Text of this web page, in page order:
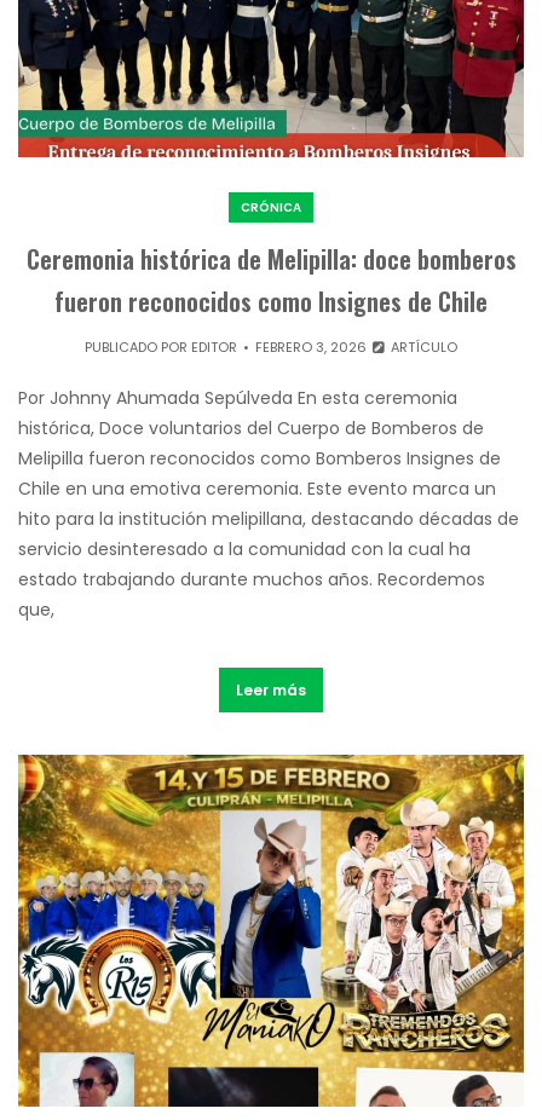
CRÓNICA
Ceremonia histórica de Melipilla: doce bomberos
fueron reconocidos como Insignes de Chile
PUBLICADO POR EDITOR FEBRERO 3, 2026 ARTÍCULO
Por Johnny Ahumada Sepúlveda En esta ceremonia
histórica, Doce voluntarios del Cuerpo de Bomberos de
Melipilla fueron reconocidos como Bomberos Insignes de
Chile en una emotiva ceremonia. Este evento marca un
hito para la institución melipillana, destacando décadas de
servicio desinteresado a la comunidad con la cual ha
estado trabajando durante muchos años. Recordemos
que,
Leer más